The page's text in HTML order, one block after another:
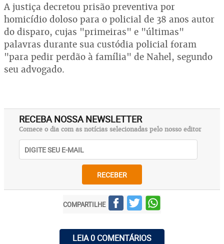
A justiça decretou prisão preventiva por
homicídio doloso para o policial de 38 anos autor
do disparo, cujas "primeiras" e "últimas"
palavras durante sua custódia policial foram
"para pedir perdão à família" de Nahel, segundo
seu advogado.
RECEBA NOSSA NEWSLETTER
Comece o dia com as notícias selecionadas pelo nosso editor
RECEBER
COMPARTILHE
LEIA 0 COMENTÁRIOS